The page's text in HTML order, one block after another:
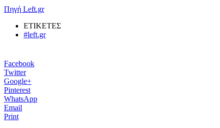
Πηγή Left.gr
ΕΤΙΚΕΤΕΣ
#left.gr
Facebook
Twitter
Google+
Pinterest
WhatsApp
Email
Print